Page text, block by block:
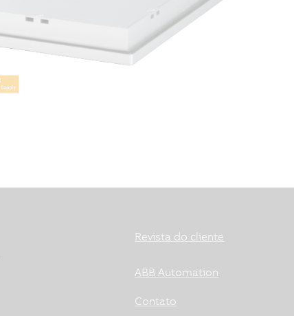
Revista do cliente
ABB Automation
Contato